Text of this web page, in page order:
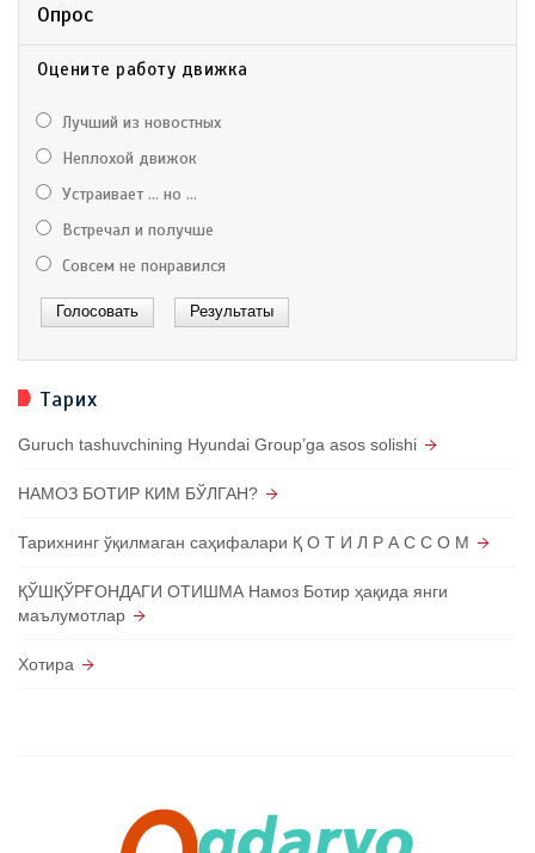
Опрос
Оцените работу движка
Лучший из новостных
Неплохой движок
Устраивает ... но ...
Встречал и получше
Совсем не понравился
Тарих
Guruch tashuvchining Hyundai Groupʼga asos solishi
НАМОЗ БОТИР КИМ БЎЛГАН?
Тарихнинг ўқилмаган саҳифалари Қ О Т И Л Р А С С О М
ҚЎШҚЎРҒОНДАГИ ОТИШМА Намоз Ботир ҳақида янги
маълумотлар
Хотира